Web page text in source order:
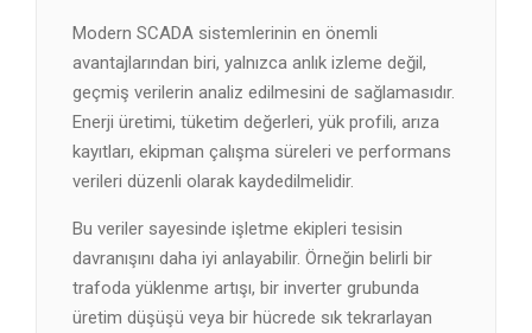
Modern SCADA sistemlerinin en önemli
avantajlarından biri, yalnızca anlık izleme değil,
geçmiş verilerin analiz edilmesini de sağlamasıdır.
Enerji üretimi, tüketim değerleri, yük profili, arıza
kayıtları, ekipman çalışma süreleri ve performans
verileri düzenli olarak kaydedilmelidir.
Bu veriler sayesinde işletme ekipleri tesisin
davranışını daha iyi anlayabilir. Örneğin belirli bir
trafoda yüklenme artışı, bir inverter grubunda
üretim düşüşü veya bir hücrede sık tekrarlayan